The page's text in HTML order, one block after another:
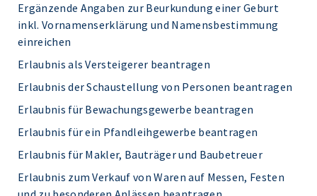
Ergänzende Angaben zur Beurkundung einer Geburt
inkl. Vornamenserklärung und Namensbestimmung
einreichen
Erlaubnis als Versteigerer beantragen
Erlaubnis der Schaustellung von Personen beantragen
Erlaubnis für Bewachungsgewerbe beantragen
Erlaubnis für ein Pfandleihgewerbe beantragen
Erlaubnis für Makler, Bauträger und Baubetreuer
Erlaubnis zum Verkauf von Waren auf Messen, Festen